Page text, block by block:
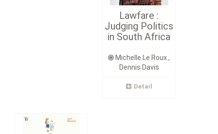
Lawfare :
Judging Politics
in South Africa
Michelle Le Roux ,
Dennis Davis
Detail